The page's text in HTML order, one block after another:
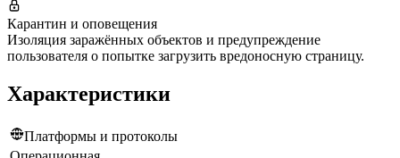
Карантин и оповещения
Изоляция заражённых объектов и предупреждение
пользователя о попытке загрузить вредоносную страницу.
Характеристики
Платформы и протоколы